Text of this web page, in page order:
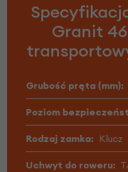
Granit
Grubość pręta (mm):
Poziom
Rodzaj zamka: Klucz
Uchwyt do roweru: